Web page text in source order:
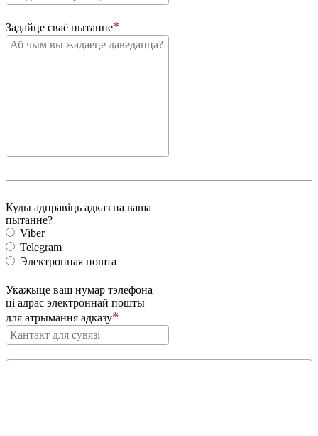
Задайце сваё пытанне
Куды адправіць адказ на ваша
пытанне?
Viber
Telegram
Электронная пошта
Укажыце ваш нумар тэлефона
ці адрас электроннай пошты
для атрымання адказу